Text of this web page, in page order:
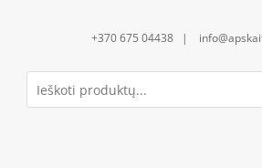
+370 675 04438 |